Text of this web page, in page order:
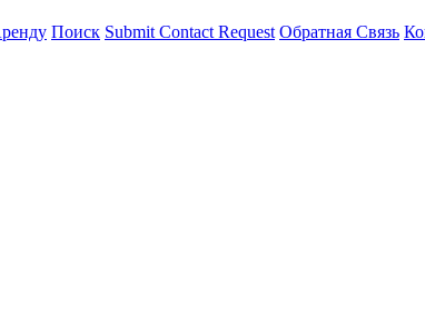
Поиск Submit Contact Request Обратная Связь